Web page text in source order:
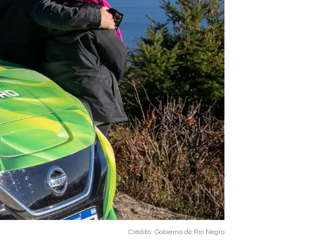
Crédito: Gobierno de Río Negro